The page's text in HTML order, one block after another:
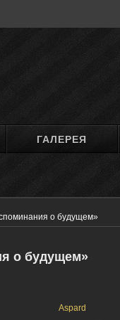
ГАЛЕРЕЯ
о будущем»
о будущем»
Aspard